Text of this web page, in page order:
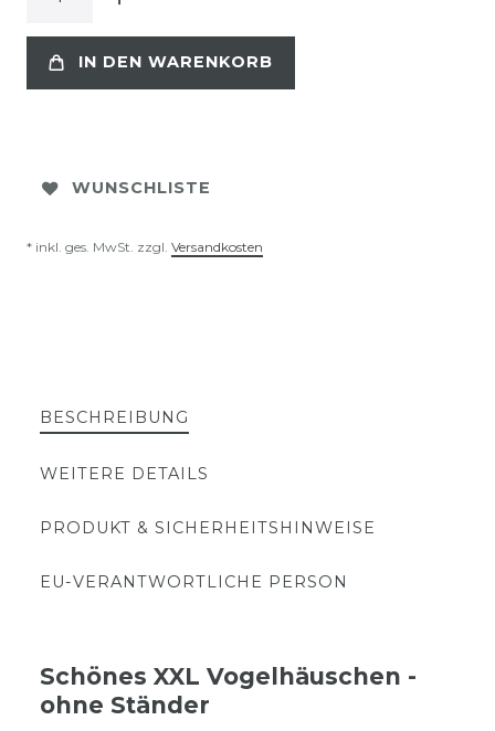
IN DEN WARENKORB
WUNSCHLISTE
* inkl. ges. MwSt. zzgl. Versandkosten
BESCHREIBUNG
WEITERE DETAILS
PRODUKT & SICHERHEITSHINWEISE
EU-VERANTWORTLICHE PERSON
Schönes XXL Vogelhäuschen -
ohne Ständer